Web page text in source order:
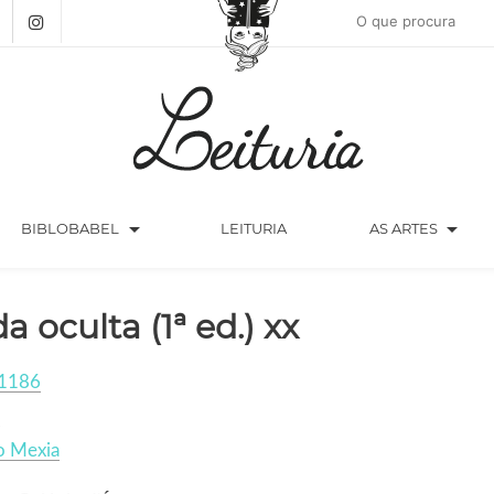
BIBLOBABEL arrow_drop_down LEITURIA AS ARTES arrow_drop_down
oculta (1ª ed.) xx
Mexia